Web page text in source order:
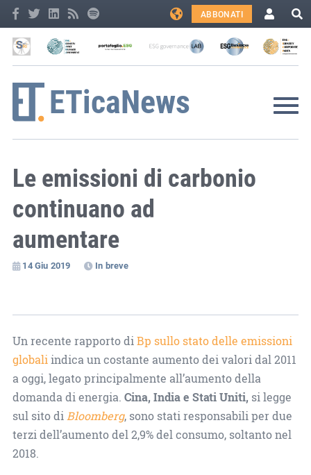
ABBONATI
Le emissioni di carbonio
continuano ad
aumentare
14 Giu 2019 In breve
Un recente rapporto diBp sullo stato delle emissioni
globaliindica un costante aumento dei valori dal 2011
a oggi, legato principalmente all’aumento della
domanda di energia. Cina, India e Stati Uniti, si legge
sul sito diBloomberg, sono stati responsabili per due
terzi dell’aumento del 2,9% del consumo, soltanto nel
2018.